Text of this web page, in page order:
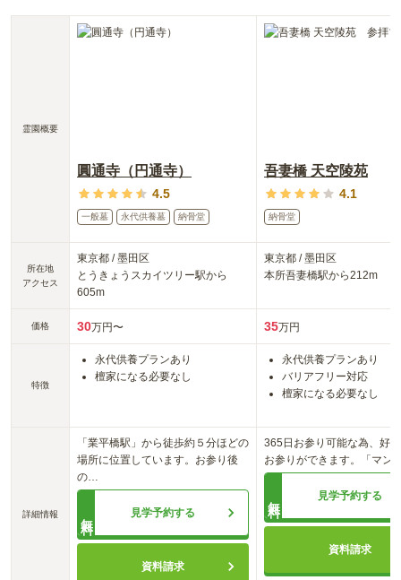
霊園概要
所在地
アクセス
価格
特徴
詳細情報
圓通寺（円通寺）
4.5
一般墓 永代供養墓 納骨堂
東京都 /墨田区
とうきょうスカイツリー駅から
605m
30万円〜
永代供養プランあり
檀家になる必要なし
「業平橋駅」から徒歩約５分ほどの
場所に位置しています。お参り後
の…
見学予約する
資料請求
吾妻橋 天空陵苑
4.1
納骨堂
東京都 /墨田区
本所吾妻橋駅から212m
35万円
永代供養プランあり
バリアフリー対応
檀家になる必要なし
365日お参り可能な為、好
お参りができます。「マン
見学予約する
資料請求